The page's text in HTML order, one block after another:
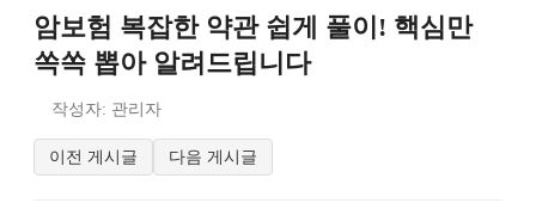
암보험 복잡한 약관 쉽게 풀이! 핵심만
쏙쏙 뽑아 알려드립니다
작성자: 관리자
이전 게시글 다음 게시글